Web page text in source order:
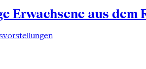
Erwachsene aus dem